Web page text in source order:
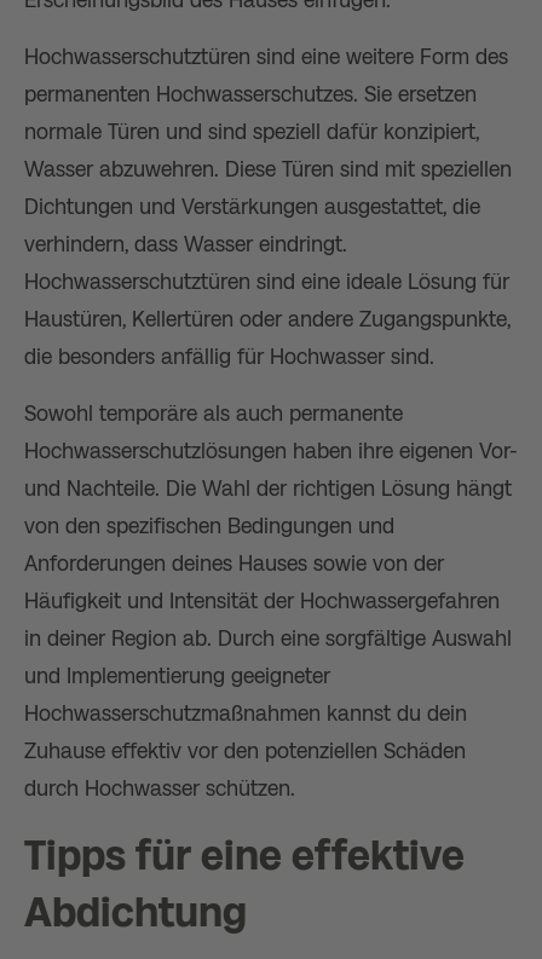
Hochwasserschutztüren sind eine weitere Form des
permanenten Hochwasserschutzes. Sie ersetzen
normale Türen und sind speziell dafür konzipiert,
Wasser abzuwehren. Diese Türen sind mit speziellen
Dichtungen und Verstärkungen ausgestattet, die
verhindern, dass Wasser eindringt.
Hochwasserschutztüren sind eine ideale Lösung für
Haustüren, Kellertüren oder andere Zugangspunkte,
die besonders anfällig für Hochwasser sind.
Sowohl temporäre als auch permanente
Hochwasserschutzlösungen haben ihre eigenen Vor-
und Nachteile. Die Wahl der richtigen Lösung hängt
von den spezifischen Bedingungen und
Anforderungen deines Hauses sowie von der
Häufigkeit und Intensität der Hochwassergefahren
in deiner Region ab. Durch eine sorgfältige Auswahl
und Implementierung geeigneter
Hochwasserschutzmaßnahmen kannst du dein
Zuhause effektiv vor den potenziellen Schäden
durch Hochwasser schützen.
Tipps für eine effektive
Abdichtung